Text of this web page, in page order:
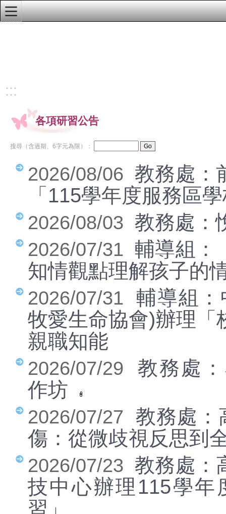
總務處最新訊息
會計室最新訊息
幼兒園最新訊息
本校榮譽榜
學校簡介
行政單位
幼兒園FB
財務報表公告
營養午餐
活動剪影
好站推薦
教育局公告
檔案下載(上傳檔案
請用PDF)
家長資訊專區
學校學區(31)
高市二代公文
資訊服務入口
:::
各項研習公告
搜尋（含過期、6字元為限）：
2026/08/06教務處：
「115學年度服務區
2026/08/03 教務處：
2026/07/31輔導組：
知情觀點理解孩子的
2026/07/31輔導組
牧愛生命協會)辦理「
親職知能
2026/07/29教務處
作坊
2026/07/27 教務處：
傷：從微歧視反思到
2026/07/23教務處：
技中心辦理115學年
習」